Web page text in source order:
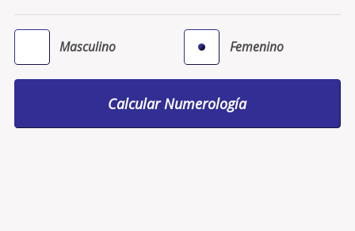
Masculino Femenino